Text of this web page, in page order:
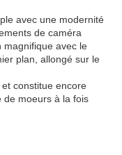
avec une modernité
de caméra
magnifique avec le
plan, allongé sur le
constitue encore
de moeurs à la fois